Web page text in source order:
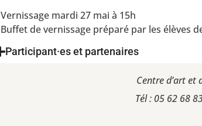
Vernissage mardi 27 mai à 15h
Buffet de vernissage préparé par les élèves
Participant·es et partenaires
Centre d’art et
Tél : 05 62 68